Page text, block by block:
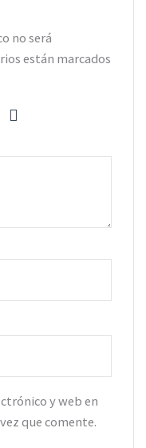
no será
están marcados
y web en
que comente.